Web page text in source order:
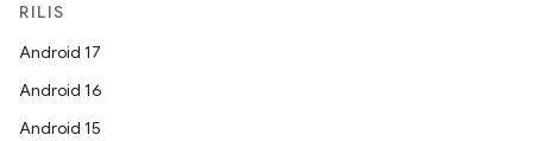
RILIS
Android 17
Android 16
Android 15